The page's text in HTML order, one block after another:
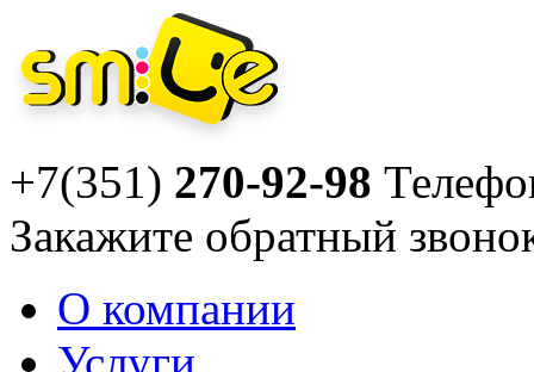
+7(351) 270-92-98
Закажите обратный
О компании